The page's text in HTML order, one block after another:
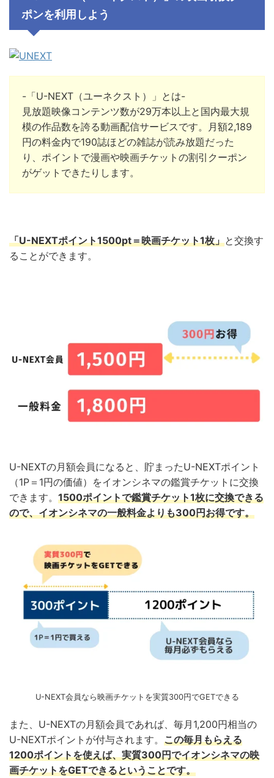
ポンを利用しよう
-「U-NEXT（ユーネクスト）」とは-
見放題映像コンテンツ数が29万本以上と国内最大規
模の作品数を誇る動画配信サービスです。月額2,189
円の料金内で190誌ほどの雑誌が読み放題だった
り、ポイントで漫画や映画チケットの割引クーポン
がゲットできたりします。
「U-NEXTポイント1500pt＝映画チケット1枚」と交換す
ることができます。
U-NEXTの月額会員になると、貯まったU-NEXTポイント
（1P＝1円の価値）をイオンシネマの鑑賞チケットに交換
できます。 1500ポイントで鑑賞チケット1枚に交換できる
ので、イオンシネマの一般料金よりも300円お得です。
U-NEXT会員なら映画チケットを実質300円でGETできる
また、U-NEXTの月額会員であれば、毎月1,200円相当の
U-NEXTポイントが付与されます。 この毎月もらえる
1200ポイントを使えば、実質300円でイオンシネマの映
画チケットをGETできるということです。